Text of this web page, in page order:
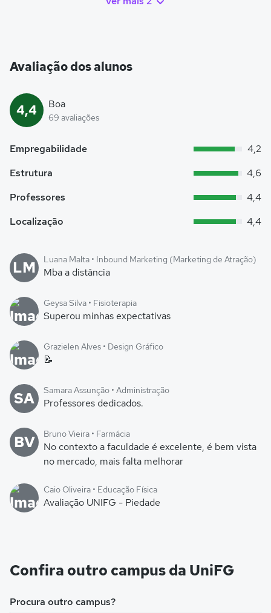
Avaliação dos alunos
4,4 Boa
69 avaliações
Empregabilidade
4,2
Estrutura
4,6
Professores
4,4
Localização
4,4
LM Luana Malta • Inbound Marketing (Marketing de Atração)
Mba a distância
Geysa Silva • Fisioterapia
Superou minhas expectativas
Grazielen Alves • Design Gráfico
📝
SA Samara Assunção • Administração
Professores dedicados.
BV Bruno Vieira • Farmácia
No contexto a faculdade é excelente, é bem vista
no mercado, mais falta melhorar
Caio Oliveira • Educação Física
Avaliação UNIFG - Piedade
Confira outro campus da UniFG
Procura outro campus?